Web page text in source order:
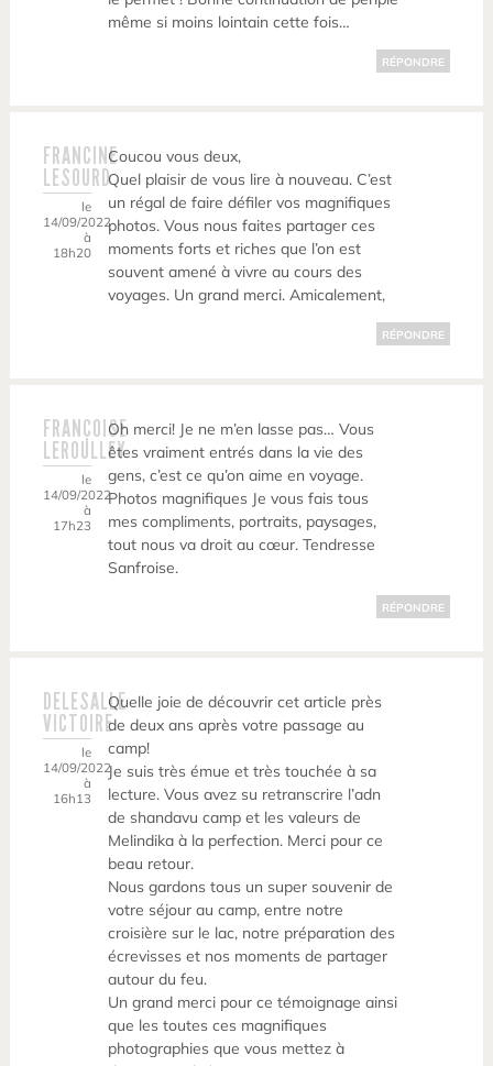
même si moins lointain cette fois…
RÉPONDRE
FRANCINE
LESOURD
le
14/09/2022
à
18h20
Coucou vous deux,
Quel plaisir de vous lire à nouveau. C’est
un régal de faire défiler vos magnifiques
photos. Vous nous faites partager ces
moments forts et riches que l’on est
souvent amené à vivre au cours des
voyages. Un grand merci. Amicalement,
RÉPONDRE
FRANÇOISE
LEROULLEY
le
14/09/2022
à
17h23
Oh merci! Je ne m’en lasse pas… Vous
êtes vraiment entrés dans la vie des
gens, c’est ce qu’on aime en voyage.
Photos magnifiques Je vous fais tous
mes compliments, portraits, paysages,
tout nous va droit au cœur. Tendresse
Sanfroise.
RÉPONDRE
DELESALLE
VICTOIRE
le
14/09/2022
à
16h13
Quelle joie de découvrir cet article près
de deux ans après votre passage au
camp!
Je suis très émue et très touchée à sa
lecture. Vous avez su retranscrire l’adn
de shandavu camp et les valeurs de
Melindika à la perfection. Merci pour ce
beau retour.
Nous gardons tous un super souvenir de
votre séjour au camp, entre notre
croisière sur le lac, notre préparation des
écrevisses et nos moments de partager
autour du feu.
Un grand merci pour ce témoignage ainsi
que les toutes ces magnifiques
photographies que vous mettez à